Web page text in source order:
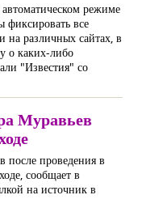
режиме
все
на различных сайтах, в
о каких-либо
"Известия" со
Муравьев
после проведения в
сообщает в
на источник в